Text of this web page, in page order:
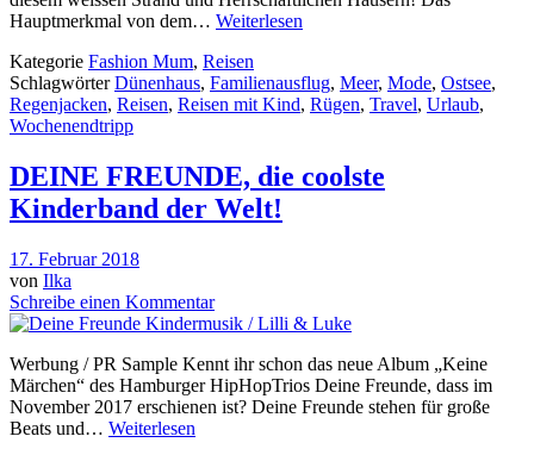
Hauptmerkmal von dem… Weiterlesen
Kategorie Fashion Mum, Reisen
SchlagwörterDünenhaus, Familienausflug, Meer, Mode, Ostsee,
Regenjacken, Reisen, Reisen mit Kind, Rügen, Travel, Urlaub,
Wochenendtripp
DEINE FREUNDE, die coolste
Kinderband der Welt!
17. Februar 2018
von Ilka
Schreibe einen Kommentar
Werbung / PR Sample Kennt ihr schon das neue Album „Keine
Märchen“ des Hamburger HipHopTrios Deine Freunde, dass im
November 2017 erschienen ist? Deine Freunde stehen für große
Beats und… Weiterlesen